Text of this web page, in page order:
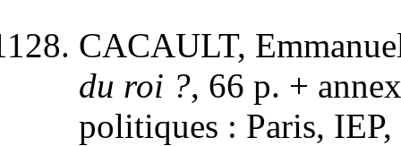
CACAULT,
du roi ?, 66 p. +
politiques : Paris,